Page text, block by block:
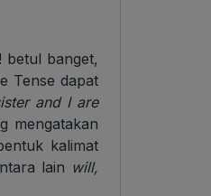
betul banget,
Tense dapat
and I are
mengatakan
kalimat
lain will,